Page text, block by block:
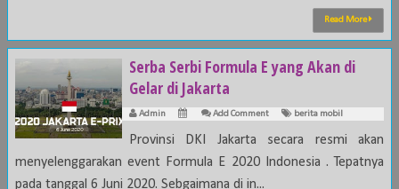
Read More
Serba Serbi Formula E yang Akan di
Gelar di Jakarta
Admin Add Comment berita mobil
Provinsi DKI Jakarta secara resmi akan
menyelenggarakan event Formula E 2020 Indonesia . Tepatnya
pada tanggal 6 Juni 2020. Sebgaimana di in...